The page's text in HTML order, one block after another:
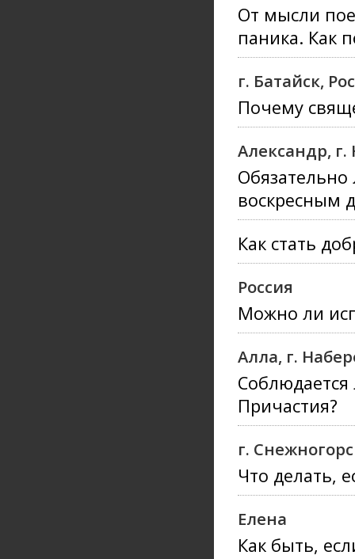
От мысли
паника. Как
г. Батайск,
Почему
Александр,
воскресным
Как стать
Россия
Можно ли
Алла, г.
Причастия?
г.
Что делать,
Елена
Как быть,